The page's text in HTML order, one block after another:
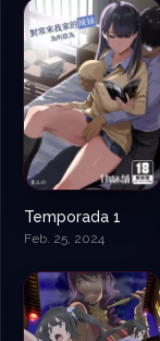
Temporada 1
Feb. 25, 2024